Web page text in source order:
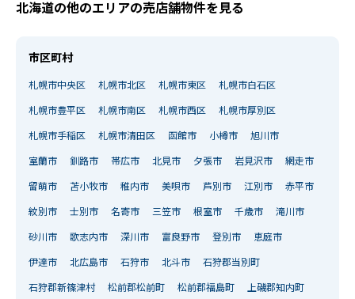
北海道の他のエリアの売店舗物件を見る
市区町村
札幌市中央区 札幌市北区 札幌市東区 札幌市白石区
札幌市豊平区 札幌市南区 札幌市西区 札幌市厚別区
札幌市手稲区 札幌市清田区 函館市 小樽市 旭川市
室蘭市 釧路市 帯広市 北見市 夕張市 岩見沢市 網走市
留萌市 苫小牧市 稚内市 美唄市 芦別市 江別市 赤平市
紋別市 士別市 名寄市 三笠市 根室市 千歳市 滝川市
砂川市 歌志内市 深川市 富良野市 登別市 恵庭市
伊達市 北広島市 石狩市 北斗市 石狩郡当別町
石狩郡新篠津村 松前郡松前町 松前郡福島町 上磯郡知内町